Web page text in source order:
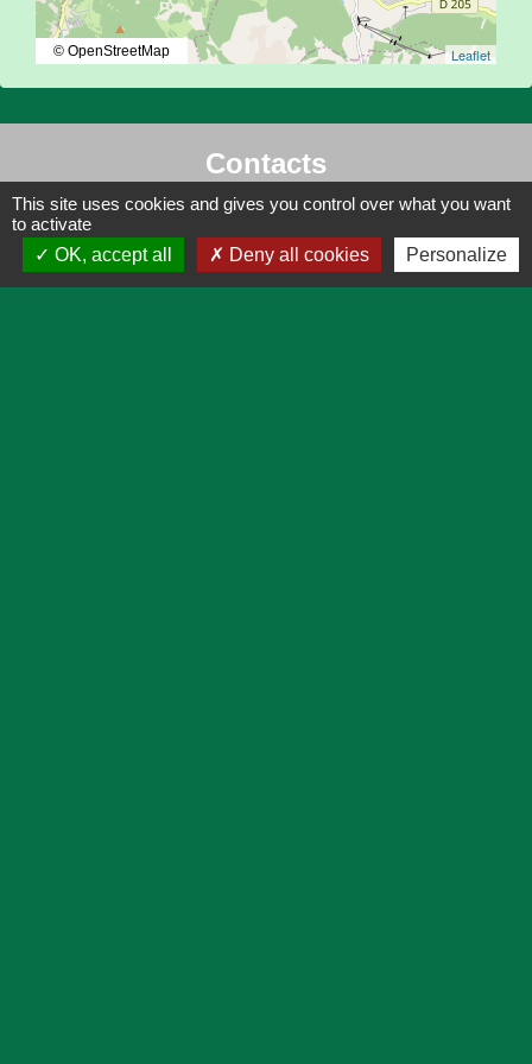
Leaflet
© OpenStreetMap
Contacts
Commune de Château-Ville-Vieille
151, rue Vauban - Château Queyras
05350 Château-Ville-Vieille - FRANCE
This site uses cookies and gives you control over what you want
to activate
OK, accept all
Deny all cookies Personalize